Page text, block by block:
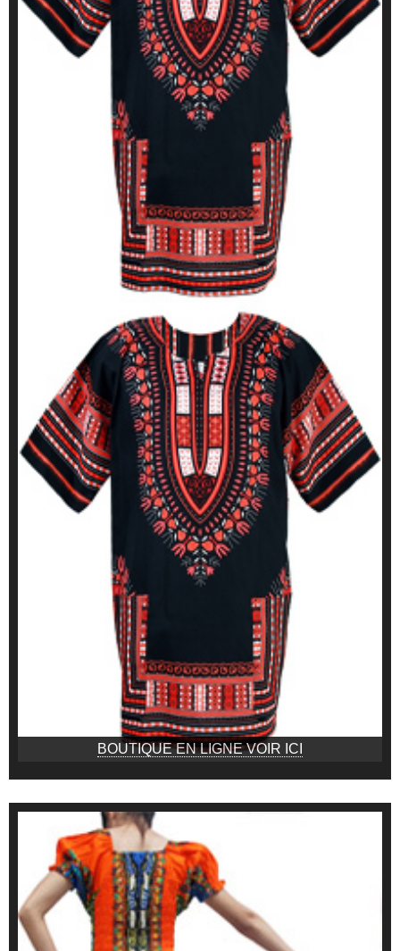
BOUTIQUE EN LIGNE VOIR ICI